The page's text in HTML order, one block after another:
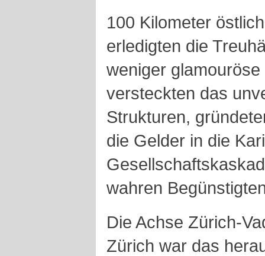
100 Kilometer
erledigten die
weniger
versteckten das
Strukturen,
die Gelder in die
wahren
Die Achse Zürich-
Zürich war das